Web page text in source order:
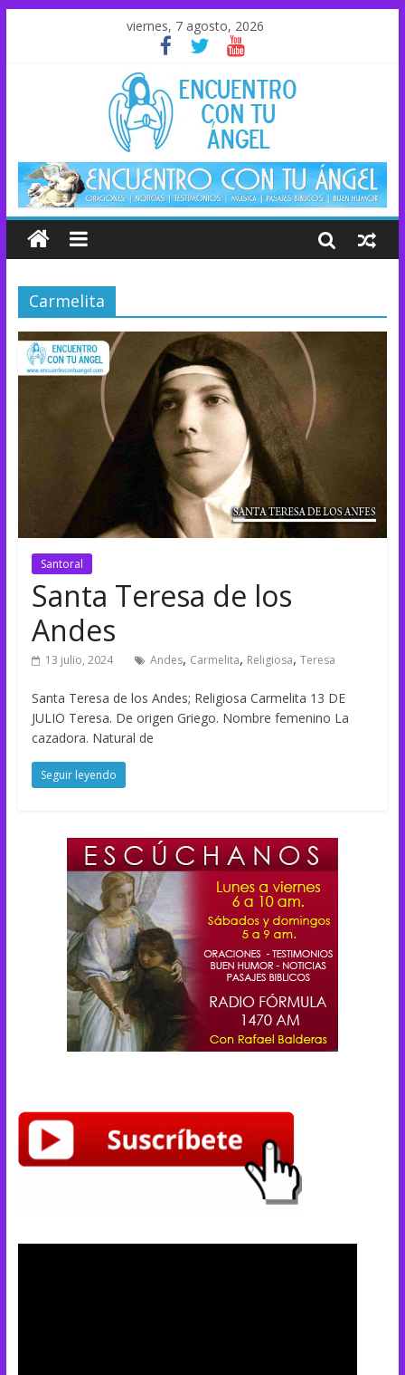
viernes, 7 agosto, 2026
Carmelita
Santoral
Santa Teresa de los
Andes
13 julio, 2024 Andes, Carmelita, Religiosa, Teresa
Santa Teresa de los Andes; Religiosa Carmelita 13 DE
JULIO Teresa. De origen Griego. Nombre femenino La
cazadora. Natural de
Seguir leyendo